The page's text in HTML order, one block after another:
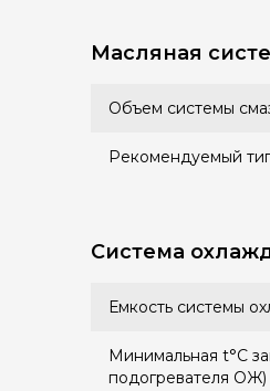
Масляная
Объем системы
Рекомендуемый
Система
Емкость системы
Минимальная t°С
подогревателя ОЖ)